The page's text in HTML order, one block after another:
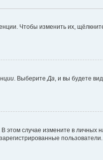
Чтобы изменить их,
. Выберите Да , и вы будете
случае измените в личных